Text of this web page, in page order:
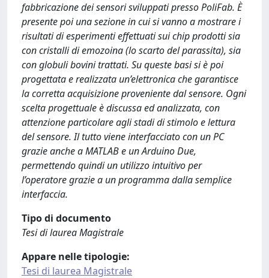
fabbricazione dei sensori sviluppati presso PoliFab. È
presente poi una sezione in cui si vanno a mostrare i
risultati di esperimenti effettuati sui chip prodotti sia
con cristalli di emozoina (lo scarto del parassita), sia
con globuli bovini trattati. Su queste basi si è poi
progettata e realizzata un’elettronica che garantisce
la corretta acquisizione proveniente dal sensore. Ogni
scelta progettuale è discussa ed analizzata, con
attenzione particolare agli stadi di stimolo e lettura
del sensore. Il tutto viene interfacciato con un PC
grazie anche a MATLAB e un Arduino Due,
permettendo quindi un utilizzo intuitivo per
l’operatore grazie a un programma dalla semplice
interfaccia.
Tipo di documento
Tesi di laurea Magistrale
Appare nelle tipologie:
Tesi di laurea Magistrale